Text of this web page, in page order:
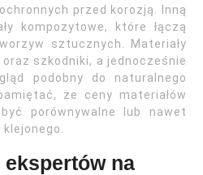
przed korozją. Inną
kompozytowe, które łączą
sztucznych. Materiały
szkodniki, a jednocześnie
podobny do naturalnego
że ceny materiałów
porównywalne lub nawet
na